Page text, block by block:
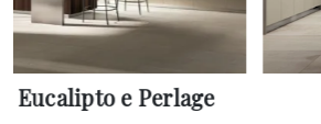
Eucalipto e Perlage